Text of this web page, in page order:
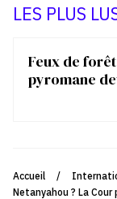
LES PLUS
Feux de
pyromane
Accueil /
Netanyahou ? La